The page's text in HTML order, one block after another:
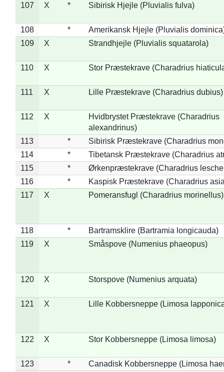
107 X * Sibirisk Hjejle (Pluvialis fulva)
108 *
Amerikansk Hjejle (Pluvialis
109
X Strandhjejle (Pluvialis squatarola)
110 X Stor Præstekrave (Charadrius
111 X Lille Præstekrave (Charadrius dubius)
112 X
Hvidbrystet Præstekrave (Charadrius
alexandrinus)
113
*
Sibirisk Præstekrave (Charadrius
114
*
Tibetansk Præstekrave (Charadrius
115
*
Ørkenpræstekrave (Charadrius
116
*
Kaspisk Præstekrave (Charadrius
117
X Pomeransfugl (Charadrius morinellus)
118 *
Bartramsklire (Bartramia longicauda)
119
X Småspove (Numenius phaeopus)
120 X Storspove (Numenius arquata)
121 X Lille Kobbersneppe (Limosa
122 X Stor Kobbersneppe (Limosa limosa)
123 *
Canadisk Kobbersneppe (Limosa